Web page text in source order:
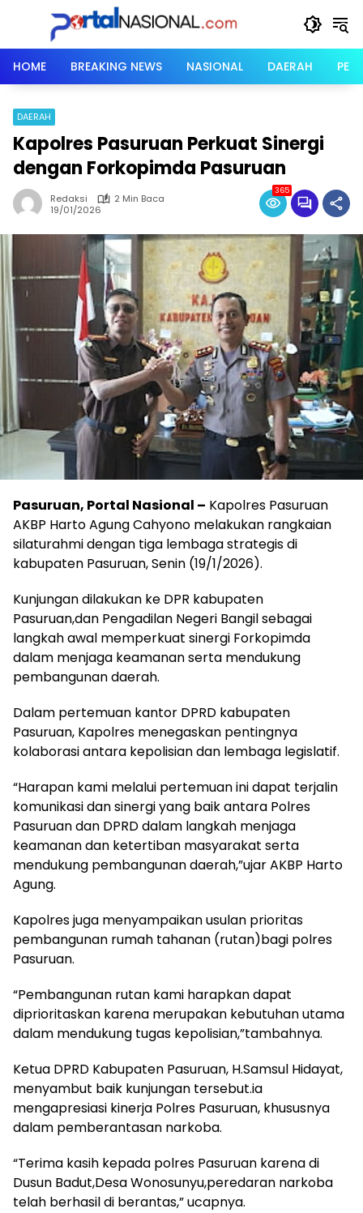
HOME
BREAKING NEWS NASIONAL DAERAH
DAERAH
Kapolres Pasuruan Perkuat Sinergi
dengan Forkopimda Pasuruan
Redaksi
2 Min Baca
19/01/2026
365
Pasuruan, Portal Nasional – Kapolres Pasuruan
AKBP Harto Agung Cahyono melakukan rangkaian
silaturahmi dengan tiga lembaga strategis di
kabupaten Pasuruan, Senin (19/1/2026).
Kunjungan dilakukan ke DPR kabupaten
Pasuruan,dan Pengadilan Negeri Bangil sebagai
langkah awal memperkuat sinergi Forkopimda
dalam menjaga keamanan serta mendukung
pembangunan daerah.
Dalam pertemuan kantor DPRD kabupaten
Pasuruan, Kapolres menegaskan pentingnya
kolaborasi antara kepolisian dan lembaga legislatif.
“Harapan kami melalui pertemuan ini dapat terjalin
komunikasi dan sinergi yang baik antara Polres
Pasuruan dan DPRD dalam langkah menjaga
keamanan dan ketertiban masyarakat serta
mendukung pembangunan daerah,”ujar AKBP Harto
Agung.
Kapolres juga menyampaikan usulan prioritas
pembangunan rumah tahanan (rutan)bagi polres
Pasuruan.
“Pembangunan rutan kami harapkan dapat
diprioritaskan karena merupakan kebutuhan utama
dalam mendukung tugas kepolisian,”tambahnya.
Ketua DPRD Kabupaten Pasuruan, H.Samsul Hidayat,
menyambut baik kunjungan tersebut.ia
mengapresiasi kinerja Polres Pasuruan, khususnya
dalam pemberantasan narkoba.
“Terima kasih kepada polres Pasuruan karena di
Dusun Badut,Desa Wonosunyu,peredaran narkoba
telah berhasil di berantas,” ucapnya.